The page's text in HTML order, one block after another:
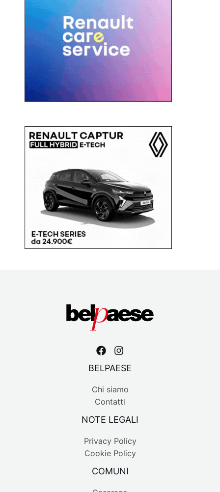
BELPAESE
Chi siamo
Contatti
NOTE LEGALI
Privacy Policy
Cookie Policy
COMUNI